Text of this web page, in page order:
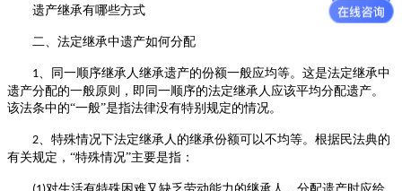
遗产继承有哪些方式
二、法定继承中遗产如何分配
1 、同一顺序继承人继承遗产的份额一般应均等。这是法定继承中
遗产分配的一般原则，即同一顺序的法定继承人应该平均分配遗产。
该法条中的“一般”是指法律没有特别规定的情况。
2 、特殊情况下法定继承人的继承份额可以不均等。根据民法典的
有关规定，“特殊情况”主要是指：